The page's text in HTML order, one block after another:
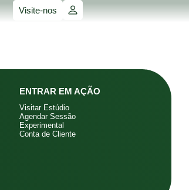
Visite-nos
ENTRAR EM AÇÃO
Visitar Estúdio
Agendar Sessão
Experimental
Conta de Cliente